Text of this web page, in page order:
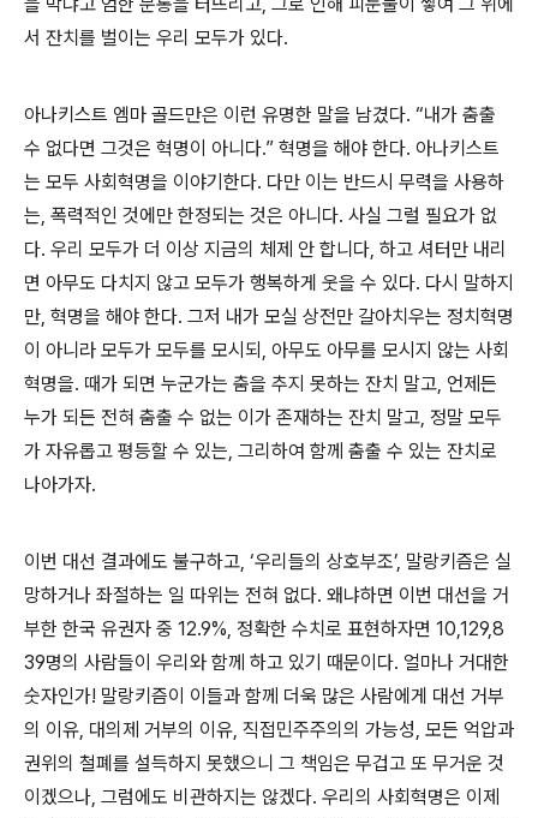
서 잔치를 벌이는 우리 모두가 있다.
아나키스트 엠마 골드만은 이런 유명한 말을 남겼다. “내가 춤출
수 없다면 그것은 혁명이 아니다.” 혁명을 해야 한다. 아나키스트
는 모두 사회혁명을 이야기한다. 다만 이는 반드시 무력을 사용하
는, 폭력적인 것에만 한정되는 것은 아니다. 사실 그럴 필요가 없
다. 우리 모두가 더 이상 지금의 체제 안 합니다, 하고 셔터만 내리
면 아무도 다치지 않고 모두가 행복하게 웃을 수 있다. 다시 말하지
만, 혁명을 해야 한다. 그저 내가 모실 상전만 갈아치우는 정치혁명
이 아니라 모두가 모두를 모시되 , 아무도 아무를 모시지 않는 사회
혁명을. 때가 되면 누군가는 춤을 추지 못하는 잔치 말고, 언제든
누가 되든 전혀 춤출 수 없는 이가 존재하는 잔치 말고, 정말 모두
가 자유롭고 평등할 수 있는, 그리하여 함께 춤출 수 있는 잔치로
나아가자.
이번 대선 결과에도 불구하고, ‘우리들의 상호부조’, 말랑키즘은 실
망하거나 좌절하는 일 따위는 전혀 없다. 왜냐하면 이번 대선을 거
부한 한국 유권자 중 12.9%, 정확한 수치로 표현하자면 10,129,8
39명의 사람들이 우리와 함께 하고 있기 때문이다. 얼마나 거대한
숫자인가! 말랑키즘이 이들과 함께 더욱 많은 사람에게 대선 거부
의 이유, 대의제 거부의 이유, 직접민주주의의 가능성, 모든 억압과
권위의 철폐를 설득하지 못했으니 그 책임은 무겁고 또 무거운 것
이겠으나, 그럼에도 비관하지는 않겠다. 우리의 사회혁명은 이제